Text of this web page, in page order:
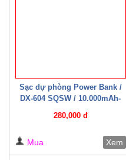
Sạc dự phòng Power Bank /
DX-604 SQSW / 10.000mAh-
280,000 đ
Mua Xem